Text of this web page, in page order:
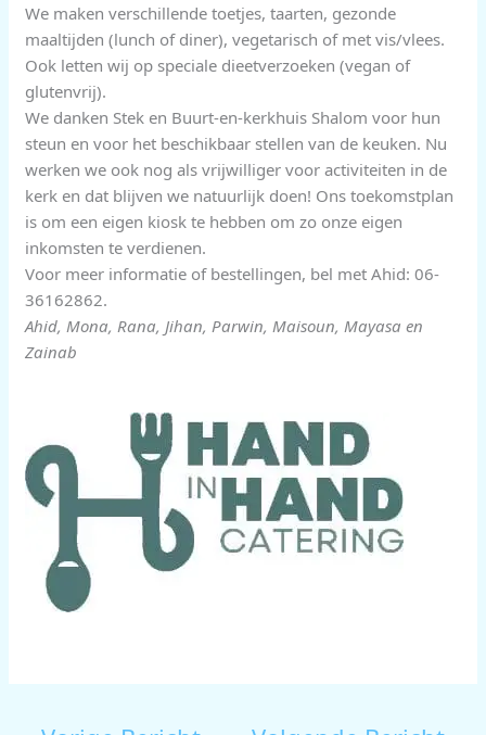
We maken verschillende toetjes, taarten, gezonde
maaltijden (lunch of diner), vegetarisch of met vis/vlees.
Ook letten wij op speciale dieetverzoeken (vegan of
glutenvrij).
We danken Stek en Buurt-en-kerkhuis Shalom voor hun
steun en voor het beschikbaar stellen van de keuken. Nu
werken we ook nog als vrijwilliger voor activiteiten in de
kerk en dat blijven we natuurlijk doen! Ons toekomstplan
is om een eigen kiosk te hebben om zo onze eigen
inkomsten te verdienen.
Voor meer informatie of bestellingen, bel met Ahid: 06-
36162862.
Ahid, Mona, Rana, Jihan, Parwin, Maisoun, Mayasa en
Zainab